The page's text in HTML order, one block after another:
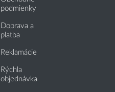
podmienky
Doprava a
platba
Reklamácie
Rýchla
objednávka